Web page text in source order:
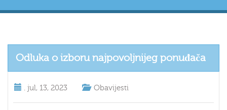
Odluka o izboru najpovoljnijeg ponuđača
. jul, 13, 2023 Obavijesti